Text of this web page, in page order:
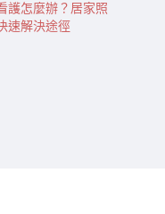
護怎麼辦？居家照
速解決途徑